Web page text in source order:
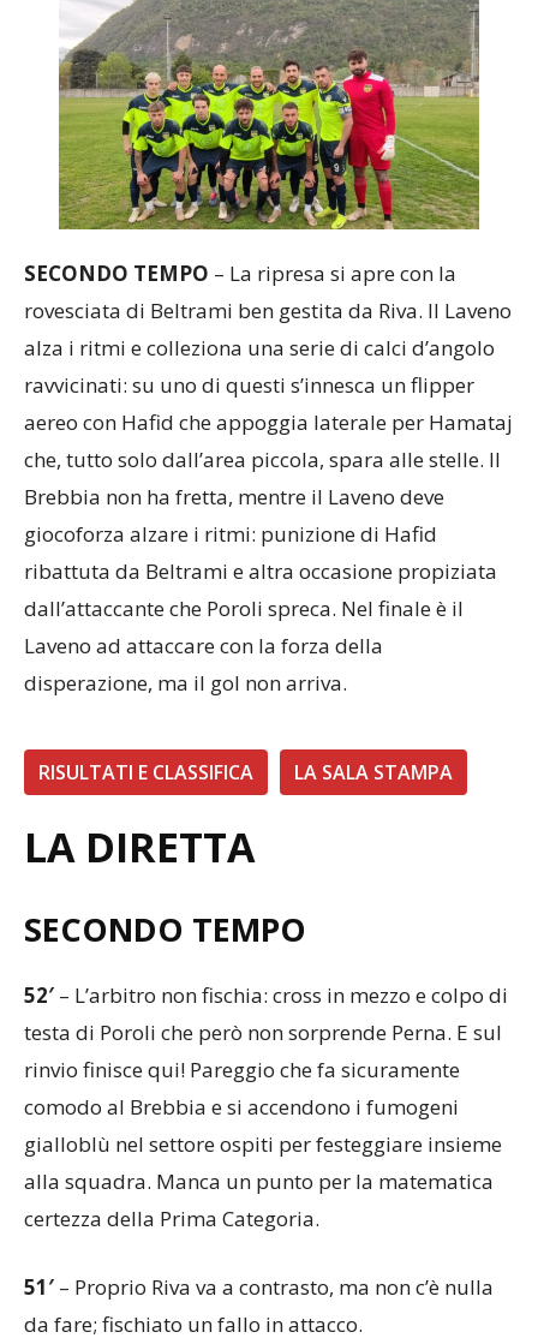
SECONDO TEMPO – La ripresa si apre con la
rovesciata di Beltrami ben gestita da Riva. Il Laveno
alza i ritmi e colleziona una serie di calci d’angolo
ravvicinati: su uno di questi s’innesca un flipper
aereo con Hafid che appoggia laterale per Hamataj
che, tutto solo dall’area piccola, spara alle stelle. Il
Brebbia non ha fretta, mentre il Laveno deve
giocoforza alzare i ritmi: punizione di Hafid
ribattuta da Beltrami e altra occasione propiziata
dall’attaccante che Poroli spreca. Nel finale è il
Laveno ad attaccare con la forza della
disperazione, ma il gol non arriva.
RISULTATI E CLASSIFICA LA SALA STAMPA
LA DIRETTA
SECONDO TEMPO
52′ – L’arbitro non fischia: cross in mezzo e colpo di
testa di Poroli che però non sorprende Perna. E sul
rinvio finisce qui! Pareggio che fa sicuramente
comodo al Brebbia e si accendono i fumogeni
gialloblù nel settore ospiti per festeggiare insieme
alla squadra. Manca un punto per la matematica
certezza della Prima Categoria.
51′ – Proprio Riva va a contrasto, ma non c’è nulla
da fare; fischiato un fallo in attacco.